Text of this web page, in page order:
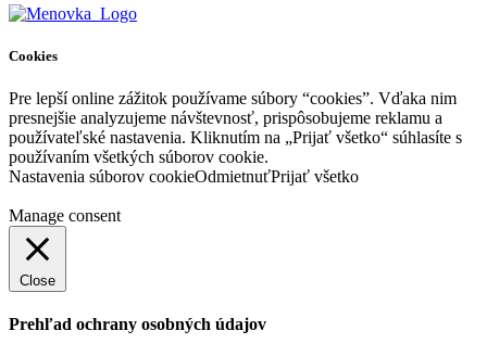
Cookies
Pre lepší online zážitok používame súbory “cookies”. Vďaka nim
presnejšie analyzujeme návštevnosť, prispôsobujeme reklamu a
používateľské nastavenia. Kliknutím na „Prijať všetko“ súhlasíte s
používaním všetkých súborov cookie.
Nastavenia súborov cookieOdmietnuťPrijať všetko
Manage consent
Close
Prehľad ochrany osobných údajov